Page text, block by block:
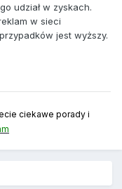
udział w zyskach.
w sieci
jest wyższy.
ciekawe porady i